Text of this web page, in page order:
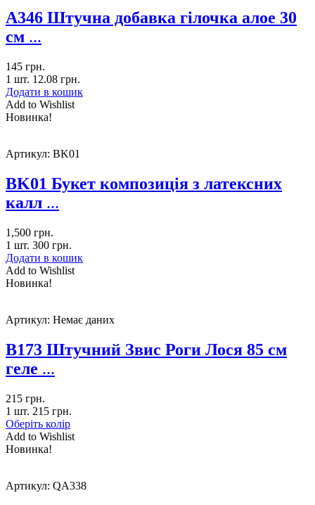
A346 Штучна добавка гілочка алое 30
см ...
145 грн.
1 шт. 12.08 грн.
Додати в кошик
Add to Wishlist
Новинка!
Артикул: BK01
BK01 Букет композиція з латексних
калл ...
1,500 грн.
1 шт. 300 грн.
Додати в кошик
Add to Wishlist
Новинка!
Артикул: Немає даних
B173 Штучний Звис Роги Лося 85 см
геле ...
215 грн.
1 шт. 215 грн.
Оберіть колір
Add to Wishlist
Новинка!
Артикул: QA338